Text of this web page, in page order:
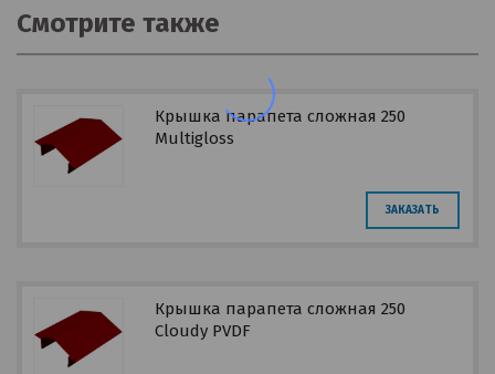
Смотрите также
Крышка парапета сложная 250
Multigloss
ЗАКАЗАТЬ
Крышка парапета сложная 250
Cloudy PVDF